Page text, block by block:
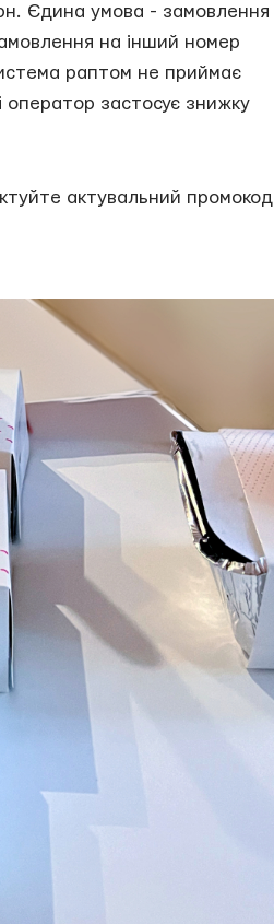
Єдина умова - замовлення
на інший номер
раптом не приймає
оператор застосує знижку
актувальний промокод